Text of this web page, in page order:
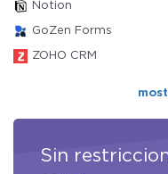
Notion
GoZen Forms
ZOHO CRM
Sin